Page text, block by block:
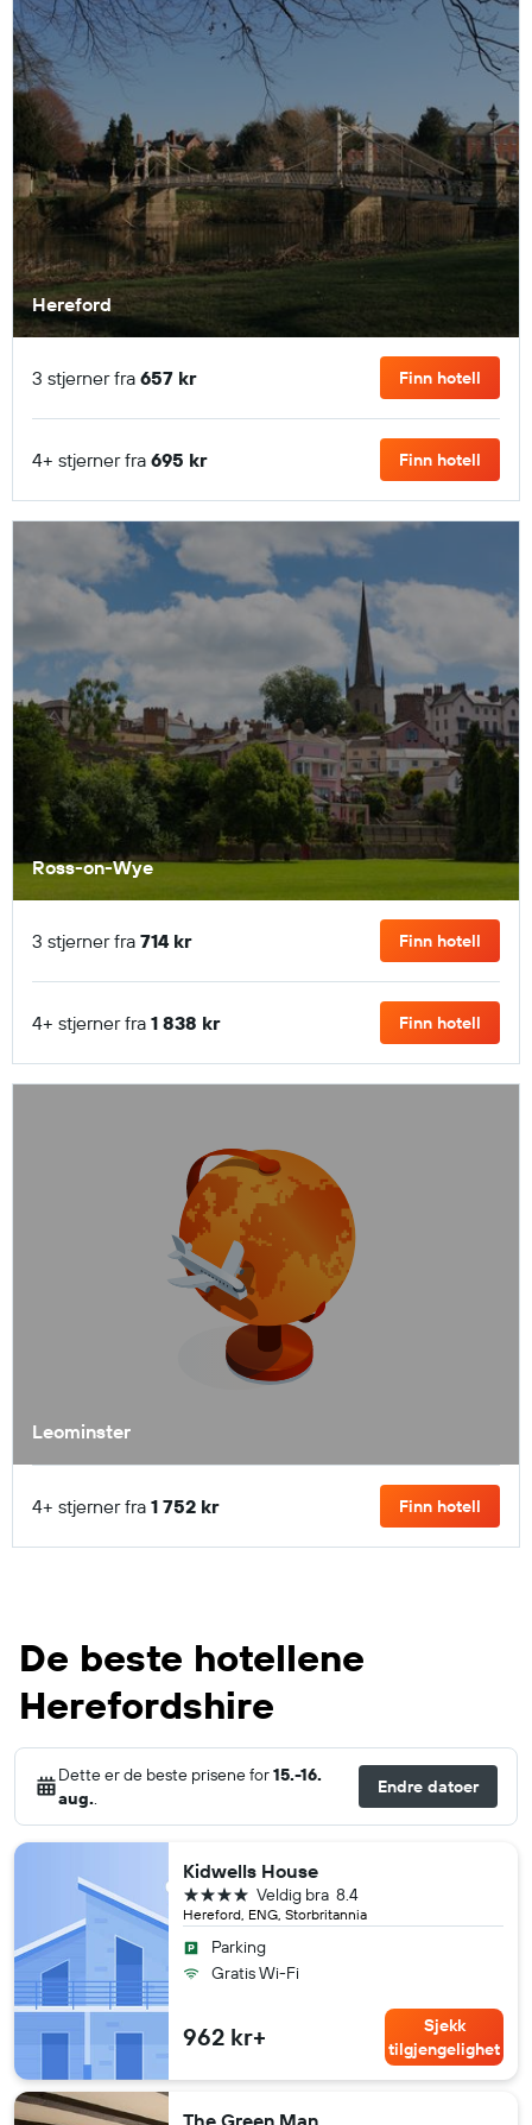
Hereford
3 stjerner fra 657 kr Finn hotell
4+ stjerner fra 695 kr Finn hotell
Ross-on-Wye
3 stjerner fra 714 kr Finn hotell
4+ stjerner fra 1 838 kr Finn hotell
Leominster
4+ stjerner fra 1 752 kr Finn hotell
De beste hotellene
Herefordshire
Dette er de beste prisene for15.-16.
aug.
Endre datoer
Kidwells House
Hereford, ENG, Storbritannia
8.4
Veldig bra
4 stjerner
Parking
Gratis Wi-Fi
962 kr+
Sjekk
tilgjengelighet
The Green Man